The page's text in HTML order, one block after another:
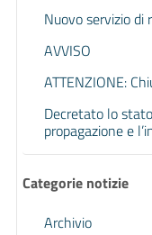
Nuovo servizio
AVVISO
ATTENZIONE:
Decretato lo
propagazione e
Categorie notizie
Archivio